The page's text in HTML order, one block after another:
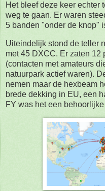
Het bleef deze keer echter
weg te gaan. Er waren
5 banden "onder de knop"
Uiteindelijk stond de teller
met 45 DXCC. Er zaten 12
(contacten met amateurs
natuurpark actief waren).
nemen maar de hexbeam
brede dekking in EU, een
FY was het een